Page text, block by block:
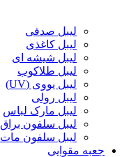
لیبل صدفی
لیبل کاغذی
لیبل شیشه ای
لیبل طلاکوب
لیبل یووی (UV)
لیبل رولی
لیبل مارک لباس
لیبل سلفون براق
لیبل سلفون مات
جعبه مقوایی